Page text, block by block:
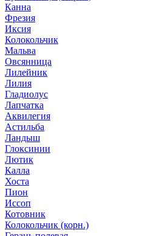
Канна
Фрезия
Иксия
Колокольчик
Мальва
Овсянница
Лилейник
Лилия
Гладиолус
Лапчатка
Аквилегия
Астильба
Ландыш
Глоксинии
Лютик
Калла
Хоста
Пион
Иссоп
Котовник
Колокольчик (корн.)